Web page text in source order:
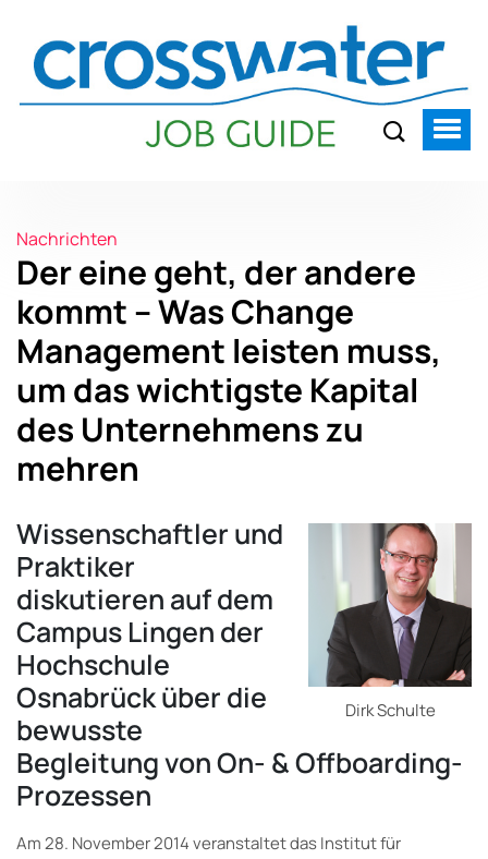
Nachrichten
Der eine geht, der andere
kommt – Was Change
Management leisten muss,
um das wichtigste Kapital
des Unternehmens zu
mehren
Dirk Schulte
Wissenschaftler und
Praktiker
diskutieren auf dem
Campus Lingen der
Hochschule
Osnabrück über die
bewusste
Begleitung von On- & Offboarding-
Prozessen
Am 28. November 2014 veranstaltet das Institut für